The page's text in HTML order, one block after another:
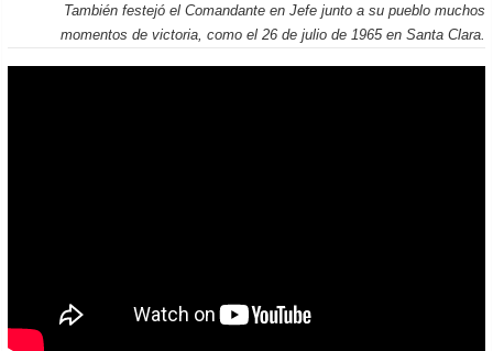
También festejó el Comandante en Jefe junto a su pueblo muchos
momentos de victoria, como el 26 de julio de 1965 en Santa Clara.